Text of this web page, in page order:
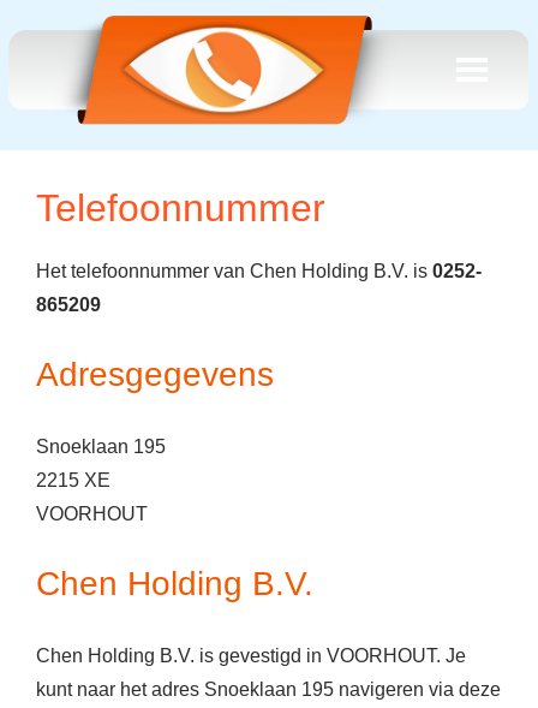
Telefoonnummer
Het telefoonnummer van Chen Holding B.V. is 0252-
865209
Adresgegevens
Snoeklaan 195
2215 XE
VOORHOUT
Chen Holding B.V.
Chen Holding B.V. is gevestigd in VOORHOUT. Je
kunt naar het adres Snoeklaan 195 navigeren via deze